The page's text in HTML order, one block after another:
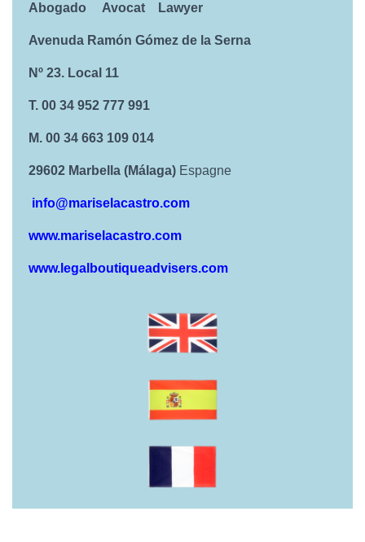
Abogado Avocat Lawyer
Avenuda Ramón Gómez de la Serna
Nº 23. Local 11
T. 00 34 952 777 991
M. 00 34 663 109 014
29602 Marbella (Málaga) Espagne
info@mariselacastro.com
www.mariselacastro.com
www.legalboutiqueadvisers.com